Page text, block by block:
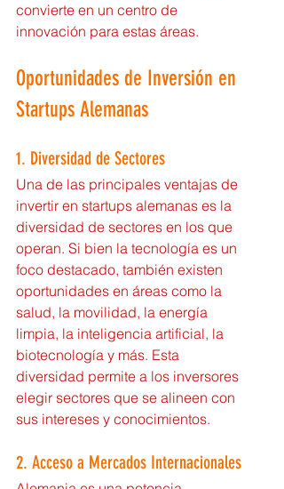
convierte en un centro de
innovación para estas áreas.
Oportunidades de Inversión en
Startups Alemanas
1. Diversidad de Sectores
Una de las principales ventajas de
invertir en startups alemanas es la
diversidad de sectores en los que
operan. Si bien la tecnología es un
foco destacado, también existen
oportunidades en áreas como la
salud, la movilidad, la energía
limpia, la inteligencia artificial, la
biotecnología y más. Esta
diversidad permite a los inversores
elegir sectores que se alineen con
sus intereses y conocimientos.
2. Acceso a Mercados Internacionales